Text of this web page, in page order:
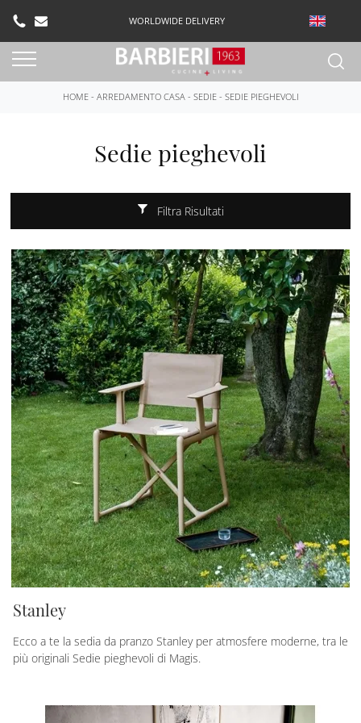
WORLDWIDE DELIVERY
HOME- ARREDAMENTO CASA- SEDIE- SEDIE PIEGHEVOLI
Sedie pieghevoli
Filtra Risultati
Stanley
Ecco a te la sedia da pranzo Stanley per atmosfere moderne, tra le
più originali Sedie pieghevoli di Magis.